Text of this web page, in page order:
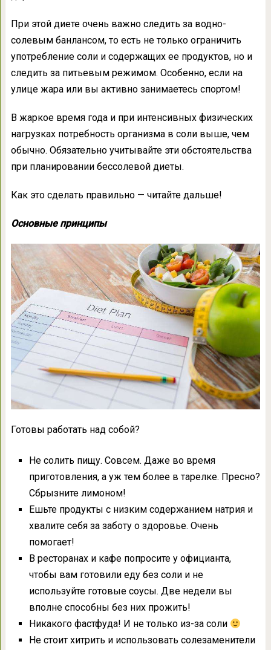
При этой диете очень важно следить за водно-
солевым банлансом, то есть не только ограничить
употребление соли и содержащих ее продуктов, но и
следить за питьевым режимом. Особенно, если на
улице жара или вы активно занимаетесь спортом!
В жаркое время года и при интенсивных физических
нагрузках потребность организма в соли выше, чем
обычно. Обязательно учитывайте эти обстоятельства
при планировании бессолевой диеты.
Как это сделать правильно — читайте дальше!
Основные принципы
Готовы работать над собой?
Не солить пищу. Совсем. Даже во время
приготовления, а уж тем более в тарелке. Пресно?
Сбрызните лимоном!
Ешьте продукты с низким содержанием натрия и
хвалите себя за заботу о здоровье. Очень
помогает!
В ресторанах и кафе попросите у официанта,
чтобы вам готовили еду без соли и не
используйте готовые соусы. Две недели вы
вполне способны без них прожить!
Никакого фастфуда! И не только из-за соли
Не стоит хитрить и использовать солезаменители